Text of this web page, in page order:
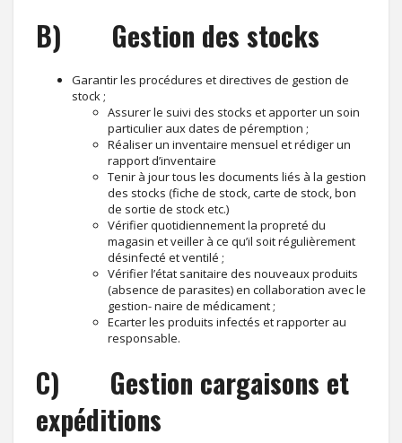
B) Gestion des stocks
Garantir les procédures et directives de gestion de
stock ;
Assurer le suivi des stocks et apporter un soin
particulier aux dates de péremption ;
Réaliser un inventaire mensuel et rédiger un
rapport d’inventaire
Tenir à jour tous les documents liés à la gestion
des stocks (fiche de stock, carte de stock, bon
de sortie de stock etc.)
Vérifier quotidiennement la propreté du
magasin et veiller à ce qu’il soit régulièrement
désinfecté et ventilé ;
Vérifier l’état sanitaire des nouveaux produits
(absence de parasites) en collaboration avec le
gestion- naire de médicament ;
Ecarter les produits infectés et rapporter au
responsable.
C) Gestion cargaisons et
expéditions